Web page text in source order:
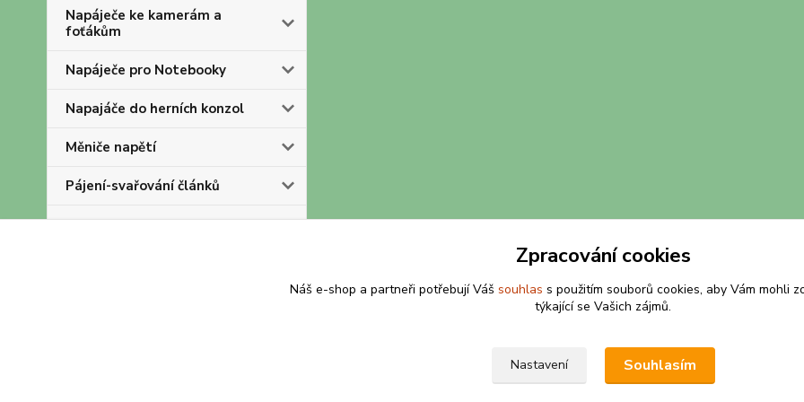
Napáječe ke kamerám a
foťákům
Napáječe pro Notebooky
Napajáče do herních konzol
Měniče napětí
Pájení-svařování článků
OLD
Zpracování cookies
Náš e-shop a partneři potřebují Váš souhlas s použitím souborů cookies, aby Vám mohli
týkající se Vašich zájmů.
Nastavení Souhlasím